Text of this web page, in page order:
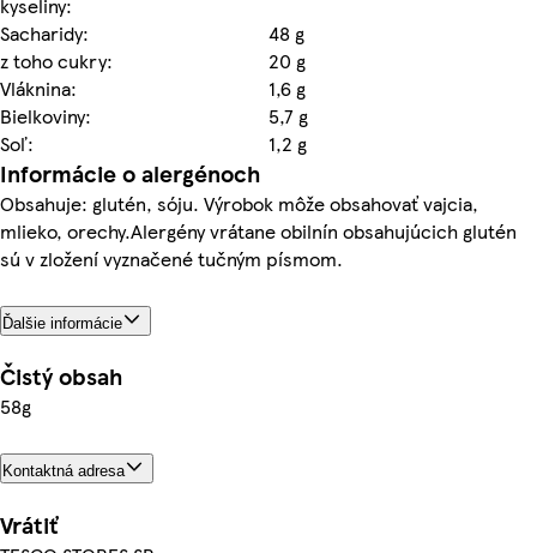
Sacharidy:
48 g
z toho cukry:
20 g
Vláknina:
1,6 g
Bielkoviny:
5,7 g
Soľ:
1,2 g
Informácie o alergénoch
Obsahuje: glutén, sóju. Výrobok môže obsahovať vajcia,
mlieko, orechy.Alergény vrátane obilnín obsahujúcich glutén
sú v zložení vyznačené tučným písmom.
Ďalšie informácie
Čistý obsah
58g
Kontaktná adresa
Vrátiť